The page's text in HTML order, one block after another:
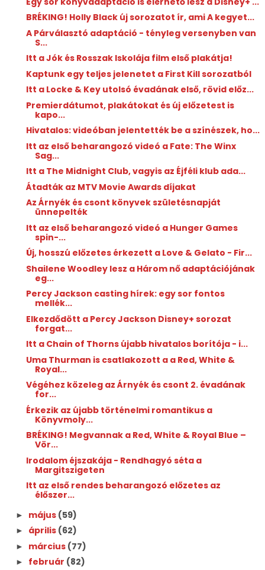
BRÉKING! Holly Black új sorozatot ír, ami A kegyet...
A Párválasztó adaptáció - tényleg versenyben van
S...
Itt a Jók és Rosszak Iskolája film első plakátja!
Kaptunk egy teljes jelenetet a First Kill sorozatból
Itt a Locke & Key utolsó évadának első, rövid előz...
Premierdátumot, plakátokat és új előzetest is
kapo...
Hivatalos: videóban jelentették be a színészek, ho...
Itt az első beharangozó videó a Fate: The Winx
Sag...
Itt a The Midnight Club, vagyis az Éjféli klub ada...
Átadták az MTV Movie Awards díjakat
Az Árnyék és csont könyvek születésnapját
ünnepelték
Itt az első beharangozó videó a Hunger Games
spin-...
Új, hosszú előzetes érkezett a Love & Gelato - Fir...
Shailene Woodley lesz a Három nő adaptációjának
eg...
Percy Jackson casting hírek: egy sor fontos
mellék...
Elkezdődött a Percy Jackson Disney+ sorozat
forgat...
Itt a Chain of Thorns újabb hivatalos borítója - i...
Uma Thurman is csatlakozott a a Red, White &
Royal...
Végéhez közeleg az Árnyék és csont 2. évadának
for...
Érkezik az újabb történelmi romantikus a
Könyvmoly...
BRÉKING! Megvannak a Red, White & Royal Blue –
Vör...
Irodalom éjszakája - Rendhagyó séta a
Margitszigeten
Itt az első rendes beharangozó előzetes az
élőszer...
► május (59)
► április (62)
► március (77)
► február (82)